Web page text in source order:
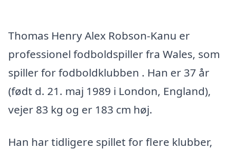
Thomas Henry Alex Robson-Kanu er
professionel fodboldspiller fra Wales, som
spiller for fodboldklubben . Han er 37 år
(født d. 21. maj 1989 i London, England),
vejer 83 kg og er 183 cm høj.
Han har tidligere spillet for flere klubber,